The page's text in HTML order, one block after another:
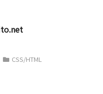
CSS/HTML